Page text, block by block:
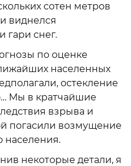
сотен метров
виднелся
гари снег.
по оценке
населенных
остекление
Мы в кратчайшие
взрыва и
погасили возмущение
населения.
некоторые детали, я